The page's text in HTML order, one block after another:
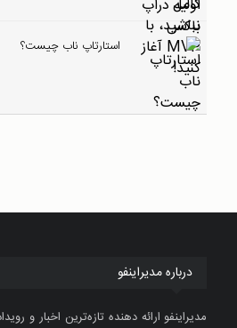
استارتاپ ناب چیست؟
درباره مدیراینفو
مدیراینفو ارائه دهنده تازه‌ترین اخبار و